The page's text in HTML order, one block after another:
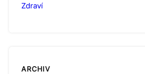
Zdraví
ARCHIV